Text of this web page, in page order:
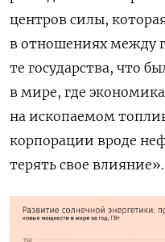
центров силы,
в отношениях между
те государства, что
в мире, где
на ископаемом
корпорации вроде
терять свое влияние».